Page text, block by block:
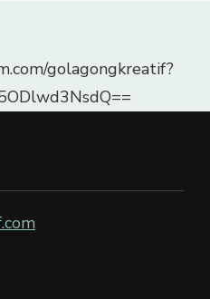
golagongkreatif?